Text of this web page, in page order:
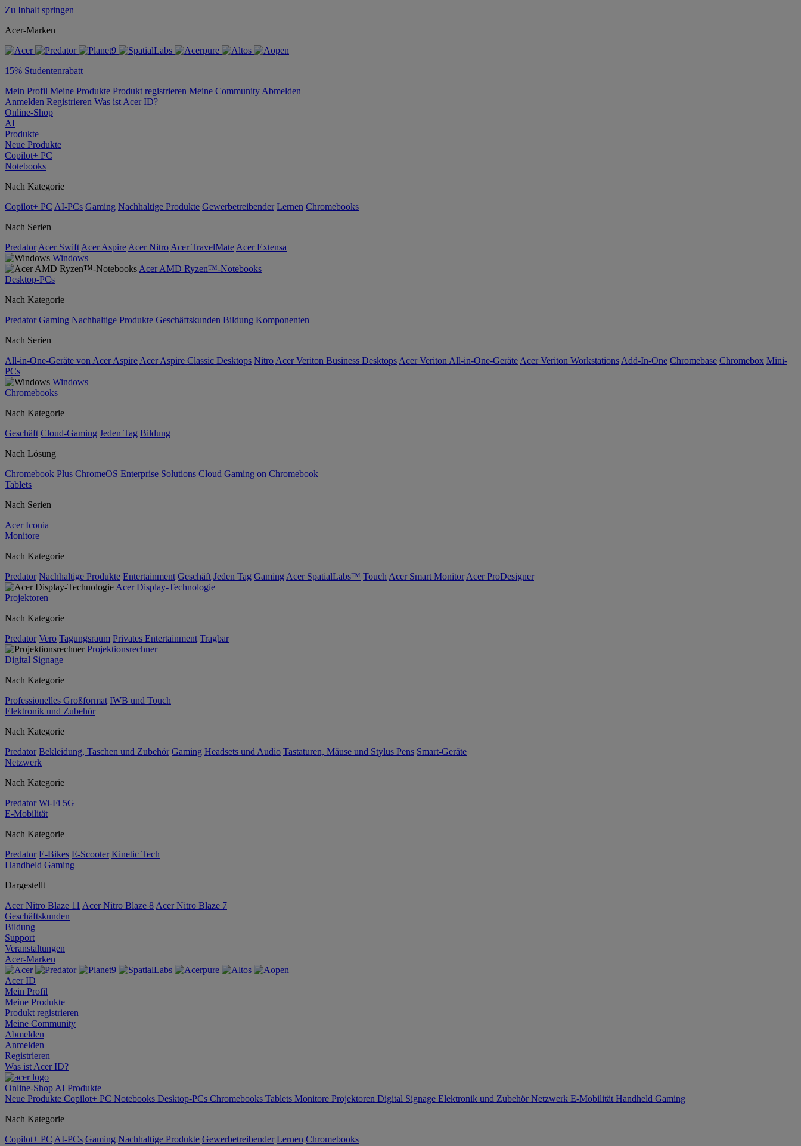
Zu Inhalt springen
Acer-Marken
15% Studentenrabatt
Mein Profil Meine Produkte Produkt registrieren Meine Community Abmelden
Anmelden Registrieren Was ist Acer ID?
Online-Shop
AI
Produkte
Neue Produkte
Copilot+ PC
Notebooks
Nach Kategorie
Copilot+ PC AI-PCs Gaming Nachhaltige Produkte Gewerbetreibender Lernen Chromebooks
Nach Serien
Predator Acer Swift Acer Aspire Acer Nitro Acer TravelMate Acer Extensa
Windows
Acer AMD Ryzen™-Notebooks
Desktop-PCs
Nach Kategorie
Predator Gaming Nachhaltige Produkte Geschäftskunden Bildung Komponenten
Nach Serien
All-in-One-Geräte von Acer Aspire Acer Aspire Classic Desktops Nitro Acer Veriton Business Desktops Acer Veriton All-in-One-Geräte Acer Veriton Workstations Add-In-One Chromebase Chromebox Mini-
PCs
Windows
Chromebooks
Nach Kategorie
Geschäft Cloud-Gaming Jeden Tag Bildung
Nach Lösung
Chromebook Plus ChromeOS Enterprise Solutions Cloud Gaming on Chromebook
Tablets
Nach Serien
Acer Iconia
Monitore
Nach Kategorie
Predator Nachhaltige Produkte Entertainment Geschäft Jeden Tag Gaming Acer SpatialLabs™ Touch Acer Smart Monitor Acer ProDesigner
Acer Display-Technologie
Projektoren
Nach Kategorie
Predator Vero Tagungsraum Privates Entertainment Tragbar
Projektionsrechner
Digital Signage
Nach Kategorie
Professionelles Großformat IWB und Touch
Elektronik und Zubehör
Nach Kategorie
Predator Bekleidung, Taschen und Zubehör Gaming Headsets und Audio Tastaturen, Mäuse und Stylus Pens Smart-Geräte
Netzwerk
Nach Kategorie
Predator Wi-Fi 5G
E-Mobilität
Nach Kategorie
Predator E-Bikes E-Scooter Kinetic Tech
Handheld Gaming
Dargestellt
Acer Nitro Blaze 11 Acer Nitro Blaze 8 Acer Nitro Blaze 7
Geschäftskunden
Bildung
Support
Veranstaltungen
Acer-Marken
Acer ID
Mein Profil
Meine Produkte
Produkt registrieren
Meine Community
Abmelden
Anmelden
Registrieren
Was ist Acer ID?
Online-Shop AI Produkte
Neue Produkte Copilot+ PC Notebooks Desktop-PCs Chromebooks Tablets Monitore Projektoren Digital Signage Elektronik und ZubehörNetzwerk E-Mobilität Handheld Gaming
Nach Kategorie
Copilot+ PC AI-PCs Gaming Nachhaltige Produkte Gewerbetreibender Lernen Chromebooks